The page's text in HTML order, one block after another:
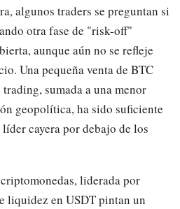
algunos traders se preguntan si
otra fase de "risk-off"
aunque aún no se refleje
Una pequeña venta de BTC
sumada a una menor
geopolítica, ha sido suficiente
cayera por debajo de los
liderada por
liquidez en USDT pintan un